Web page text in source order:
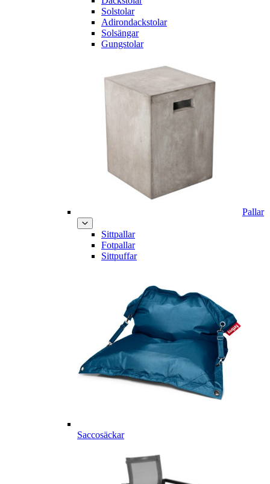
Solstolar
Adirondackstolar
Solsängar
Gungstolar
Pallar
Sittpallar
Fotpallar
Sittpuffar
Saccosäckar